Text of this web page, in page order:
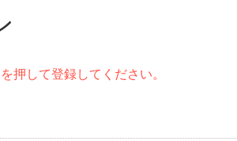
押して登録してください。